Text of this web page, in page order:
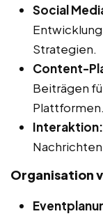
Social
Strategien.
Content-
Beiträgen
Plattformen.
Interaktion:
Organisation